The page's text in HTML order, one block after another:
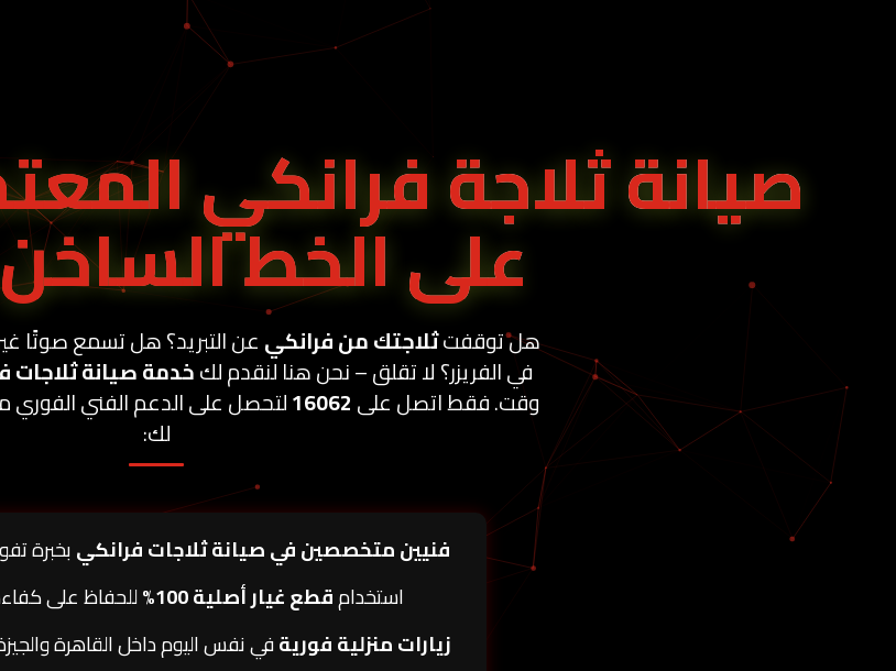
صيانة ثلاجة فرانكي
علىالخط الساخن
هل توقفتثلاجتك من فرانكيعن التبريد؟ هل تسمع صوتًا
في الفريزر؟ لا تقلق – نحن هنا لنقدم لكخدمة صيانة ثلاجات
وقت. فقط اتصل على16062لتحصل على الدعم الفني
لك:
فنيين متخصصين في صيانة ثلاجات فرانكيبخبرة تفوق 10
استخدامقطع غيار أصلية 100%
للحفاظ على
زيارات منزلية فوريةفي نفس اليوم داخل القاهرة